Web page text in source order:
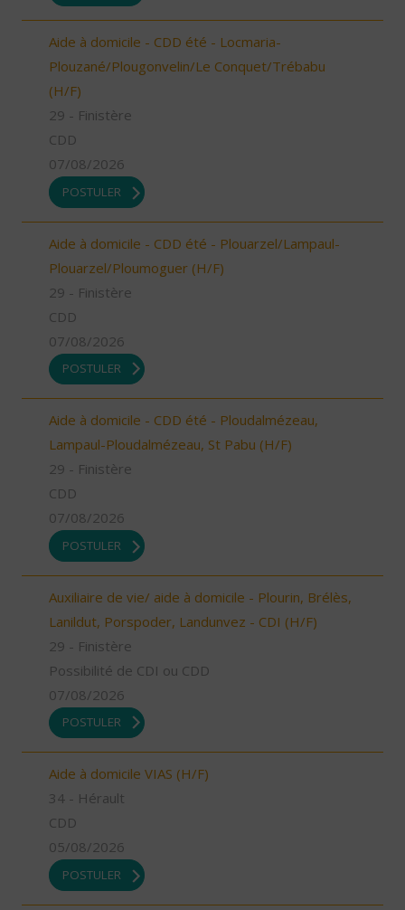
Aide à domicile - CDD été - Locmaria-
Plouzané/Plougonvelin/Le Conquet/Trébabu
(H/F)
29 - Finistère
CDD
07/08/2026
POSTULER
Aide à domicile - CDD été - Plouarzel/Lampaul-
Plouarzel/Ploumoguer (H/F)
29 - Finistère
CDD
07/08/2026
POSTULER
Aide à domicile - CDD été - Ploudalmézeau,
Lampaul-Ploudalmézeau, St Pabu (H/F)
29 - Finistère
CDD
07/08/2026
POSTULER
Auxiliaire de vie/ aide à domicile - Plourin, Brélès,
Lanildut, Porspoder, Landunvez - CDI (H/F)
29 - Finistère
Possibilité de CDI ou CDD
07/08/2026
POSTULER
Aide à domicile VIAS (H/F)
34 - Hérault
CDD
05/08/2026
POSTULER